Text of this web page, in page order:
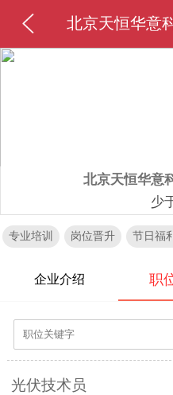
北京天恒华意
北京天恒华意
少
专业培训 岗位晋升 节日福利
企业介绍 职
光伏技术员